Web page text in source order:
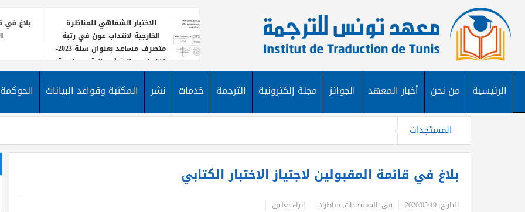
الاختبار الشفاهي للمناظرة
الخارجية لانتداب عون في رتبة
متصرف مساعد بعنوان سنة 2023-
اختصاص مالية أو مالية ومحاسبة
بلاغ في
يعلن
نشر
الرئيسية من نحن أخبار المعهد الجوائز مجلة إلكترونية الترجمة خدمات نشر المكتبة وقواعد البيانات الحوكمة
المستجدات
بلاغ في قائمة المقبولين لاجتياز الاختبار الكتابي
التاريخ: 2026/05/19 فى :المستجدات, مناظرات اترك تعليق